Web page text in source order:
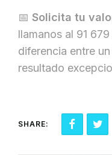
📅 Solicita tu
llamanos al 91
diferencia entre
resultado
SHARE: